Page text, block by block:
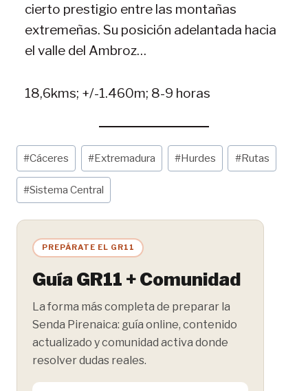
cierto prestigio entre las montañas
extremeñas. Su posición adelantada hacia
el valle del Ambroz…
18,6kms; +/-1.460m; 8-9 horas
Etiquetas
de
la
#Cáceres #Extremadura #Hurdes #Rutas
#Sistema Central
PREPÁRATE EL GR11
Guía GR11 + Comunidad
La forma más completa de preparar la
Senda Pirenaica: guía online, contenido
actualizado y comunidad activa donde
resolver dudas reales.